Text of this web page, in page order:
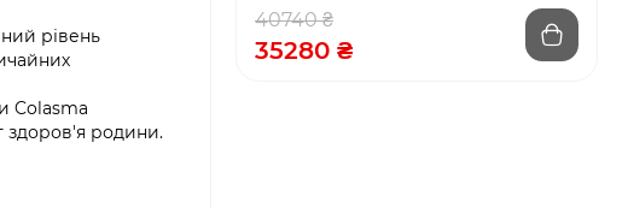
рівень
Colasma
здоров'я родини.
40740 ₴
35280 ₴